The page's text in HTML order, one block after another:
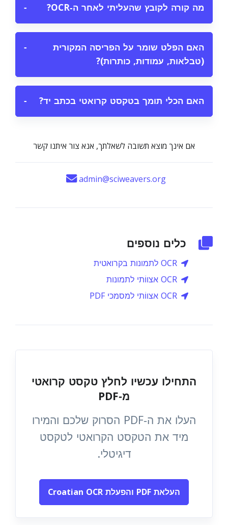
מה קורה לקובץ שהעליתי לאחר ה‑OCR? −
האם הפלט שומר על הפריסה המקורית
(טבלאות, עמודות, כותרות)?
−
האם הכלי תומך בטקסט קרואטי בכתב יד? −
אם אינך מוצא תשובה לשאלתך, אנא צור איתנו קשר
admin@sciweavers.org
כלים נוספים
OCR לתמונות בקרואטית
OCR אצווֹתי לתמונות
OCR אצווֹתי למסמכי PDF
התחילו עכשיו לחלץ טקסט קרואטי
מ‑PDF
העלו את ה‑PDF הסרוק שלכם והמירו
מיד את הטקסט הקרואטי לטקסט
דיגיטלי.
העלאת PDF והפעלת Croatian OCR